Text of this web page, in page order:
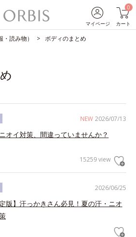
マイページ
0
カート
読み物） ボディのまとめ
NEW 2026/07/13
オイ対策、間違っていませんか？
15259 view
2026/06/25
定版】汗っかきさん必見！夏の汗・ニオ